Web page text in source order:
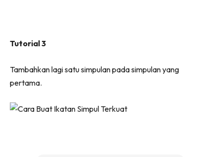
Tutorial 3
Tambahkan lagi satu simpulan pada simpulan yang
pertama.